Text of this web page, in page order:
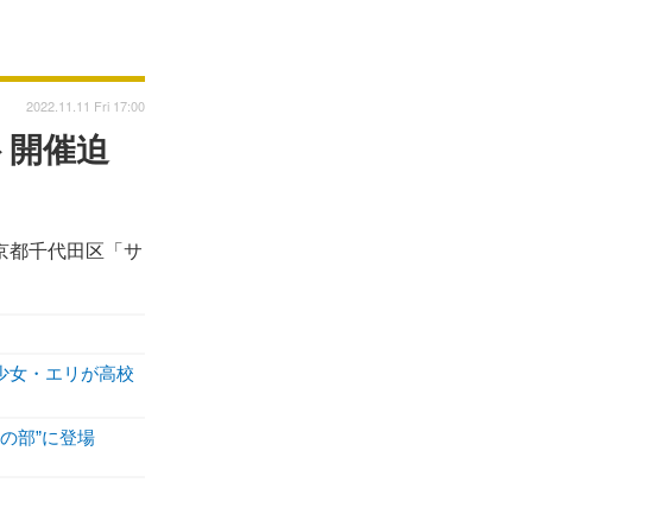
催迫
都千代田区「サ
2022.11.11 Fri 17:00
女・エリが高校
部”に登場